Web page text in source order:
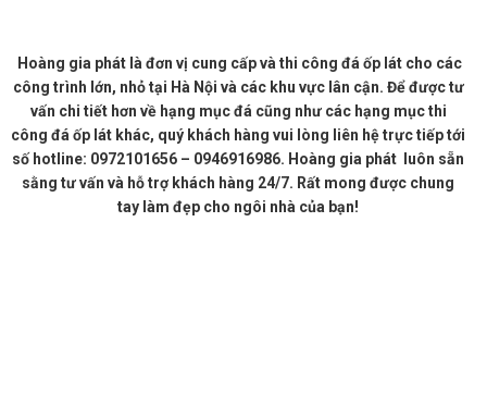
Hoàng gia phát là đơn vị cung cấp và thi công đá ốp lát cho các
công trình lớn, nhỏ tại Hà Nội và các khu vực lân cận. Để được tư
vấn chi tiết hơn về hạng mục đá cũng như các hạng mục thi
công đá ốp lát khác, quý khách hàng vui lòng liên hệ trực tiếp tới
số hotline: 0972101656 – 0946916986. Hoàng gia phát luôn sẵn
sằng tư vấn và hỗ trợ khách hàng 24/7. Rất mong được chung
tay làm đẹp cho ngôi nhà của bạn!